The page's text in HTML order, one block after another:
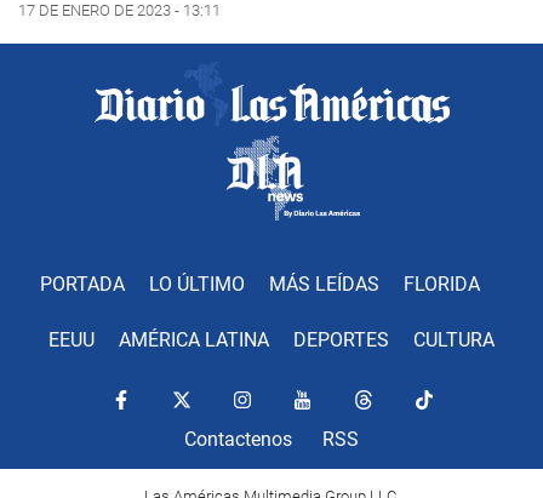
17 DE ENERO DE 2023 - 13:11
PORTADA LO ÚLTIMO MÁS LEÍDAS FLORIDA
EEUU AMÉRICA LATINA DEPORTES CULTURA
Contactenos RSS